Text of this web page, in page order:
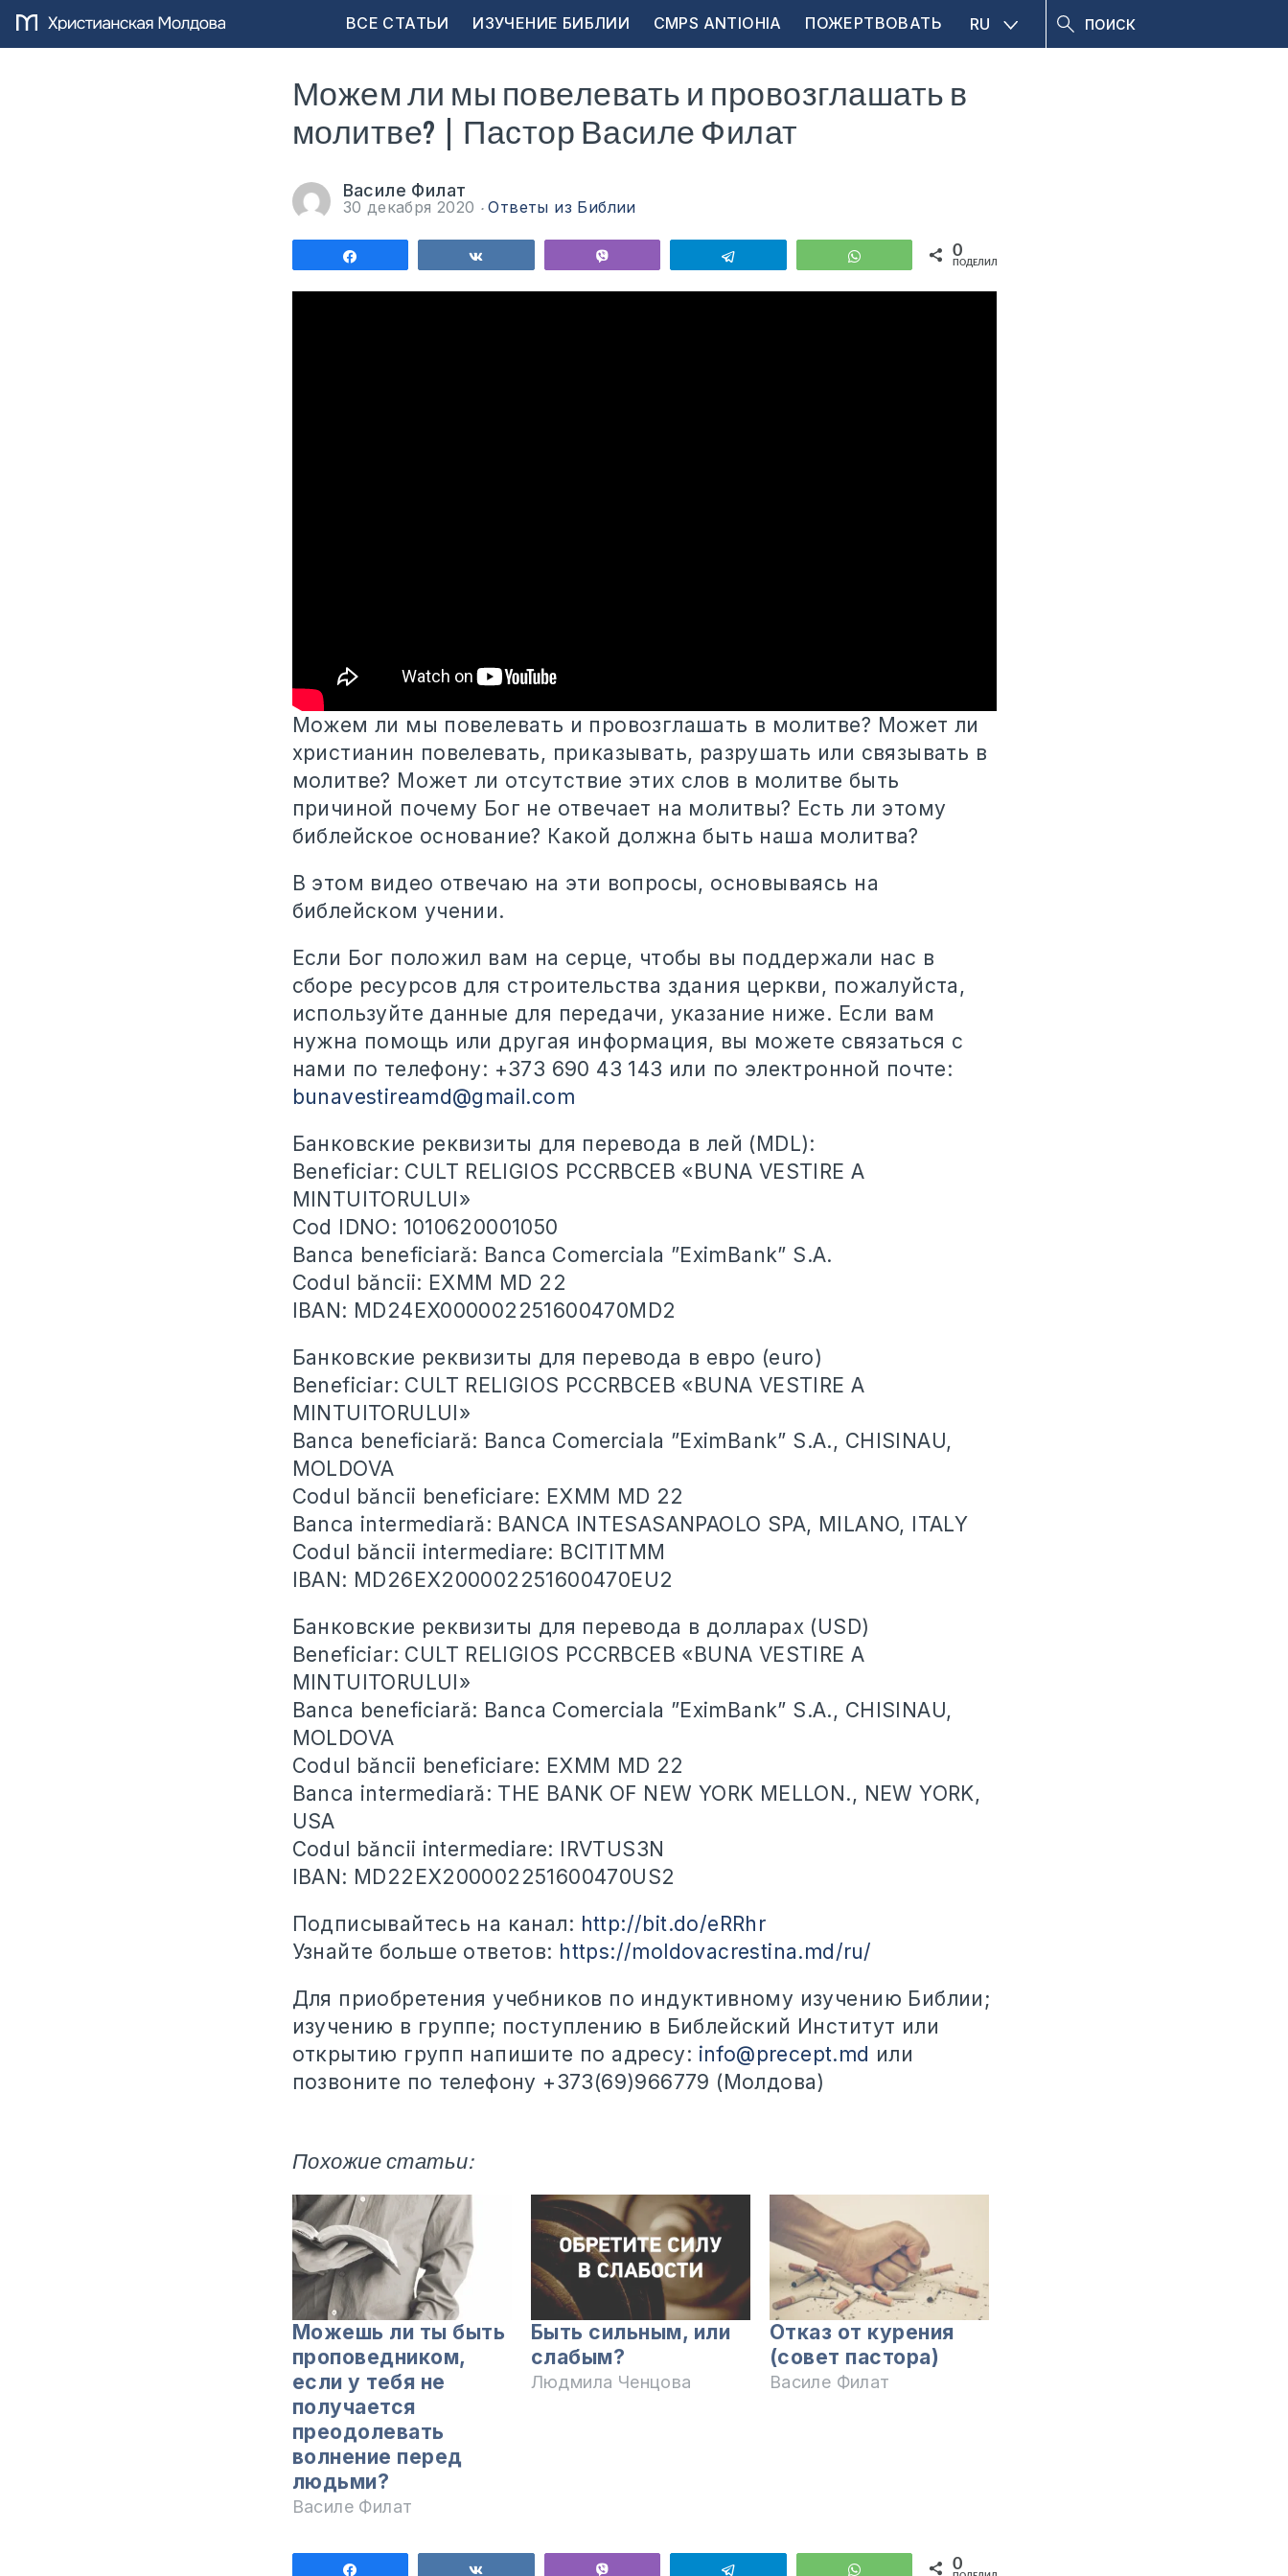
ВСЕ СТАТЬИ ИЗУЧЕНИЕ БИБЛИИ CMPS ANTIOHIA ПОЖЕРТВОВАТЬ RU
Можем ли мы повелевать и провозглашать в
молитве? | Пастор Василе Филат
Василе Филат
30 декабря 2020 Ответы из Библии
WhatsApp 0
ПОДЕЛИЛИСЬ
Можем ли мы повелевать и провозглашать в молитве? Может ли
христианин повелевать, приказывать, разрушать или связывать в
молитве? Может ли отсутствие этих слов в молитве быть
причиной почему Бог не отвечает на молитвы? Есть ли этому
библейское основание? Какой должна быть наша молитва?
В этом видео отвечаю на эти вопросы, основываясь на
библейском учении.
Если Бог положил вам на серце, чтобы вы поддержали нас в
сборе ресурсов для строительства здания церкви, пожалуйста,
используйте данные для передачи, указание ниже. Если вам
нужна помощь или другая информация, вы можете связаться с
нами по телефону: +373 690 43 143 или по электронной почте:
bunavestireamd@gmail.com
Банковские реквизиты для перевода в лей (MDL):
Beneficiar: CULT RELIGIOS PCCRBCEB «BUNA VESTIRE A
MINTUITORULUI»
Cod IDNO: 1010620001050
Banca beneficiară: Banca Comerciala ”EximBank” S.A.
Codul băncii: EXMM MD 22
IBAN: MD24EX000002251600470MD2
Банковские реквизиты для перевода в евро (euro)
Beneficiar: CULT RELIGIOS PCCRBCEB «BUNA VESTIRE A
MINTUITORULUI»
Banca beneficiară: Banca Comerciala ”EximBank” S.A., CHISINAU,
MOLDOVA
Codul băncii beneficiare: EXMM MD 22
Banca intermediară: BANCA INTESASANPAOLO SPA, MILANO, ITALY
Codul băncii intermediare: BCITITMM
IBAN: MD26EX200002251600470EU2
Банковские реквизиты для перевода в долларах (USD)
Beneficiar: CULT RELIGIOS PCCRBCEB «BUNA VESTIRE A
MINTUITORULUI»
Banca beneficiară: Banca Comerciala ”EximBank” S.A., CHISINAU,
MOLDOVA
Codul băncii beneficiare: EXMM MD 22
Banca intermediară: THE BANK OF NEW YORK MELLON., NEW YORK,
USA
Codul băncii intermediare: IRVTUS3N
IBAN: MD22EX200002251600470US2
Подписывайтесь на канал: http://bit.do/eRRhr
Узнайте больше ответов: https://moldovacrestina.md/ru/
Для приобретения учебников по индуктивному изучению Библии;
изучению в группе; поступлению в Библейский Институт или
открытию групп напишите по адресу: info@precept.md или
позвоните по телефону +373(69)966779 (Молдова)
Похожие статьи:
Можешь ли ты быть
проповедником,
если у тебя не
получается
преодолевать
волнение перед
людьми?
Василе Филат
Быть сильным, или
слабым?
Людмила Ченцова
Отказ от курения
(совет пастора)
Василе Филат
WhatsApp 0